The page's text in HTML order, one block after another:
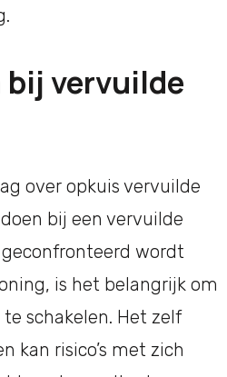
bij vervuilde
over opkuis vervuilde
bij een vervuilde
geconfronteerd wordt
is het belangrijk om
schakelen. Het zelf
kan risico’s met zich